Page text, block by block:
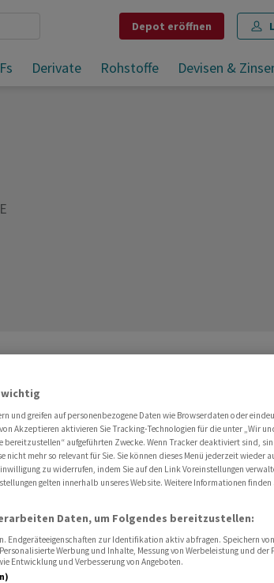
Depot eröffnen
Derivate Rohstoffe Devisen &
und greifen auf personenbezogene Daten wie Browserdaten oder
Akzeptieren aktivieren Sie Tracking-Technologien für die unter „Wir
bereitzustellen“ aufgeführten Zwecke. Wenn Tracker deaktiviert sind,
nicht mehr so relevant für Sie. Sie können dieses Menü jederzeit wieder
zu widerrufen, indem Sie auf den Link Voreinstellungen
gelten innerhalb unseres Website. Weitere Informationen finden
Daten, um Folgendes bereitzustellen:
Endgeräteeigenschaften zur Identifikation aktiv abfragen. Speichern
Werbung und Inhalte, Messung von Werbeleistung und der
Entwicklung und Verbesserung von Angeboten.